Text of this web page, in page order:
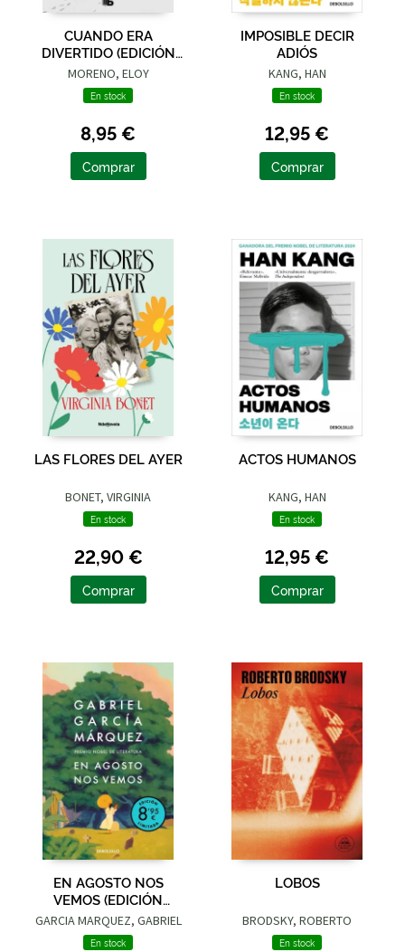
CUANDO ERA
DIVERTIDO (EDICIÓN
LIMITADA · VERANO)
MORENO, ELOY
En stock
8,95 €
Comprar
IMPOSIBLE DECIR
ADIÓS
KANG, HAN
En stock
12,95 €
Comprar
LAS FLORES DEL AYER
BONET, VIRGINIA
En stock
22,90 €
Comprar
ACTOS HUMANOS
KANG, HAN
En stock
12,95 €
Comprar
EN AGOSTO NOS
VEMOS (EDICIÓN
LIMITADA)
GARCIA MARQUEZ, GABRIEL
En stock
LOBOS
BRODSKY, ROBERTO
En stock